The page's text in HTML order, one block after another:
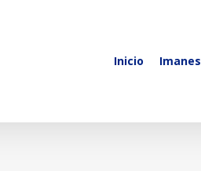
Inicio Imanes